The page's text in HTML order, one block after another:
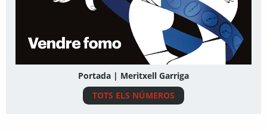
Portada | Meritxell Garriga
TOTS ELS NÚMEROS